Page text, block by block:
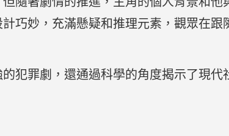
巧妙，充滿懸疑和推理元素，觀眾在跟
犯罪劇，還通過科學的角度揭示了現